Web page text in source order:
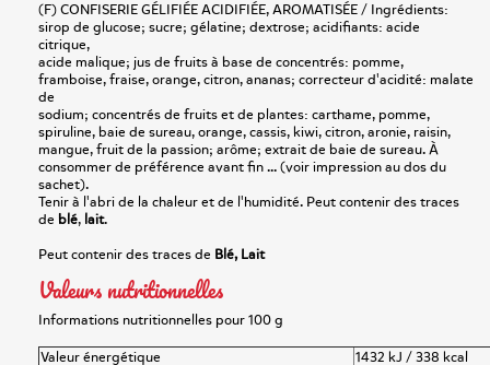
(F) CONFISERIE GÉLIFIÉE ACIDIFIÉE, AROMATISÉE / Ingrédients:
sirop de glucose; sucre; gélatine; dextrose; acidifiants: acide
citrique,
acide malique; jus de fruits à base de concentrés: pomme,
framboise, fraise, orange, citron, ananas; correcteur d'acidité: malate
de
sodium; concentrés de fruits et de plantes: carthame, pomme,
spiruline, baie de sureau, orange, cassis, kiwi, citron, aronie, raisin,
mangue, fruit de la passion; arôme; extrait de baie de sureau. À
consommer de préférence avant fin ... (voir impression au dos du
sachet).
Tenir à l'abri de la chaleur et de l'humidité. Peut contenir des traces
de blé, lait.
Peut contenir des traces de Blé, Lait
Valeurs nutritionnelles
Informations nutritionnelles pour 100 g
Valeur énergétique
1432 kJ / 338 kcal